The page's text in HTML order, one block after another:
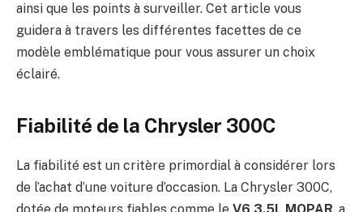
ainsi que les points à surveiller. Cet article vous
guidera à travers les différentes facettes de ce
modèle emblématique pour vous assurer un choix
éclairé.
Fiabilité de la Chrysler 300C
La fiabilité est un critère primordial à considérer lors
de l’achat d’une voiture d’occasion. La Chrysler 300C,
dotée de moteurs fiables comme le V6 3.5L MOPAR, a